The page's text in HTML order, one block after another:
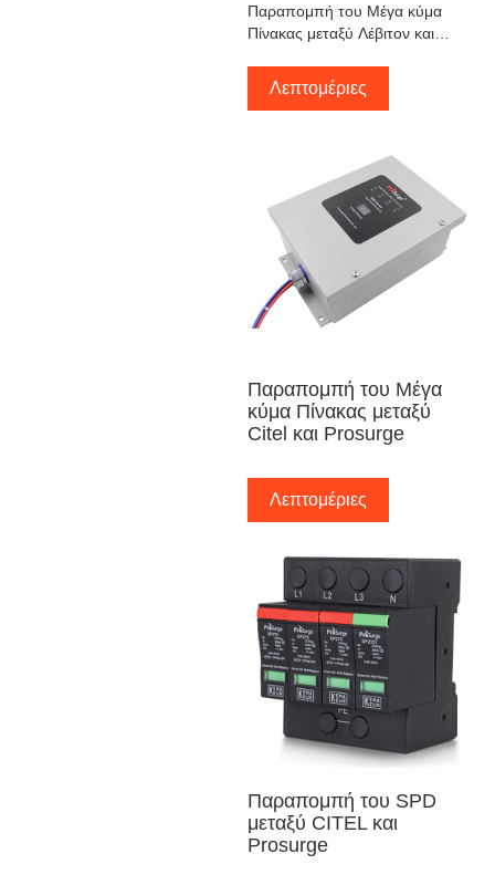
Παραπομπή του Μέγα κύμα
Πίνακας μεταξύ Λέβιτον και
Λεπτομέριες
Παραπομπή του Μέγα
κύμα Πίνακας μεταξύ
Citel και Prosurge
Λεπτομέριες
Παραπομπή του SPD
μεταξύ CITEL και
Prosurge